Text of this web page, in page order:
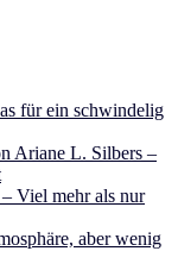
für ein schwindelig
Ariane L. Silbers –
Viel mehr als nur
aber wenig